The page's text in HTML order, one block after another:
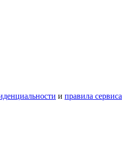
и правила сервиса